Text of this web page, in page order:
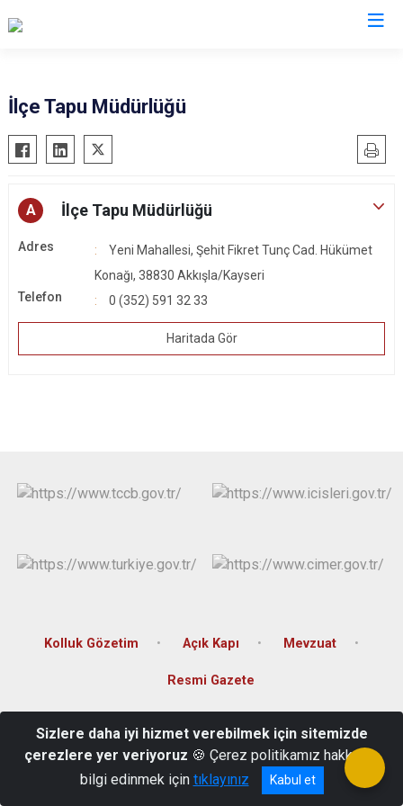
Akkışla
Bünyan
Develi
Felahiye
Hacılar
Talas
Tomarza
Yeşilhisar
İlçe Tapu Müdürlüğü
A İlçe Tapu Müdürlüğü
Adres
Yeni Mahallesi, Şehit Fikret Tunç Cad. Hükümet
Konağı, 38830 Akkışla/Kayseri
Telefon
0 (352) 591 32 33
Haritada Gör
Kolluk Gözetim Açık Kapı Mevzuat
Resmi Gazete
Yeni Mah, Kayseri Cd. No:191, 38830 Akkışla/Kayseri
(0352) 591 32 11
Sizlere daha iyi hizmet verebilmek için sitemizde
çerezlere yer veriyoruz 🍪 Çerez politikamız hakkında
bilgi edinmek için tıklayınız Kabul et